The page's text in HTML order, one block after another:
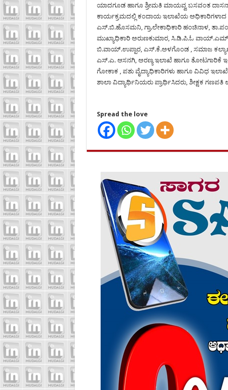
ಯಾದಗೂಡ ಹಾಗೂ ಶ್ರೀಮತಿ ಮಾಯವ್ವ ಬಸವಂತ
ಕಾರ್ಯಕ್ರಮದಲ್ಲಿ ಕಂದಾಯ ಇಲಾಖೆಯ
ಎಸ್.ಬಿ.ಹೊಸಮನಿ, ಗ್ರಾ.ಲೇಕಾಧಿಕಾರಿ ಹಂಚಿನಾಳ,
ಮುಖ್ಯಾಧಿಕಾರಿ ಅರುಣಕುಮಾರ, ಸಿ.ಡಿ.ಪಿ.ಓ
ಬಿ.ವಾಯ್.ಉಪ್ಪಾರ, ಎಸ್.ಕೆ.ಅಳಗೊಂಡ , ಸಮಾಜ
ಎಸ್.ಎ. ಆಸನಗಿ, ಅರಣ್ಯ ಇಲಾಖೆ ಹಾಗೂ ತೋಟಗಾರಿಕೆ
ಗೋಕಾಕ , ಪಶು ವೈದ್ಯಾಧಿಕಾರಿಗಳು ಹಾಗೂ ವಿವಿಧ
ಶಾಲಾ ವಿದ್ಯಾರ್ಥಿನಿಯರು ಪ್ರಾರ್ಥಿಸಿದರು, ಶೀಕ್ಷಕ ಗಣಪತಿ
Spread the love